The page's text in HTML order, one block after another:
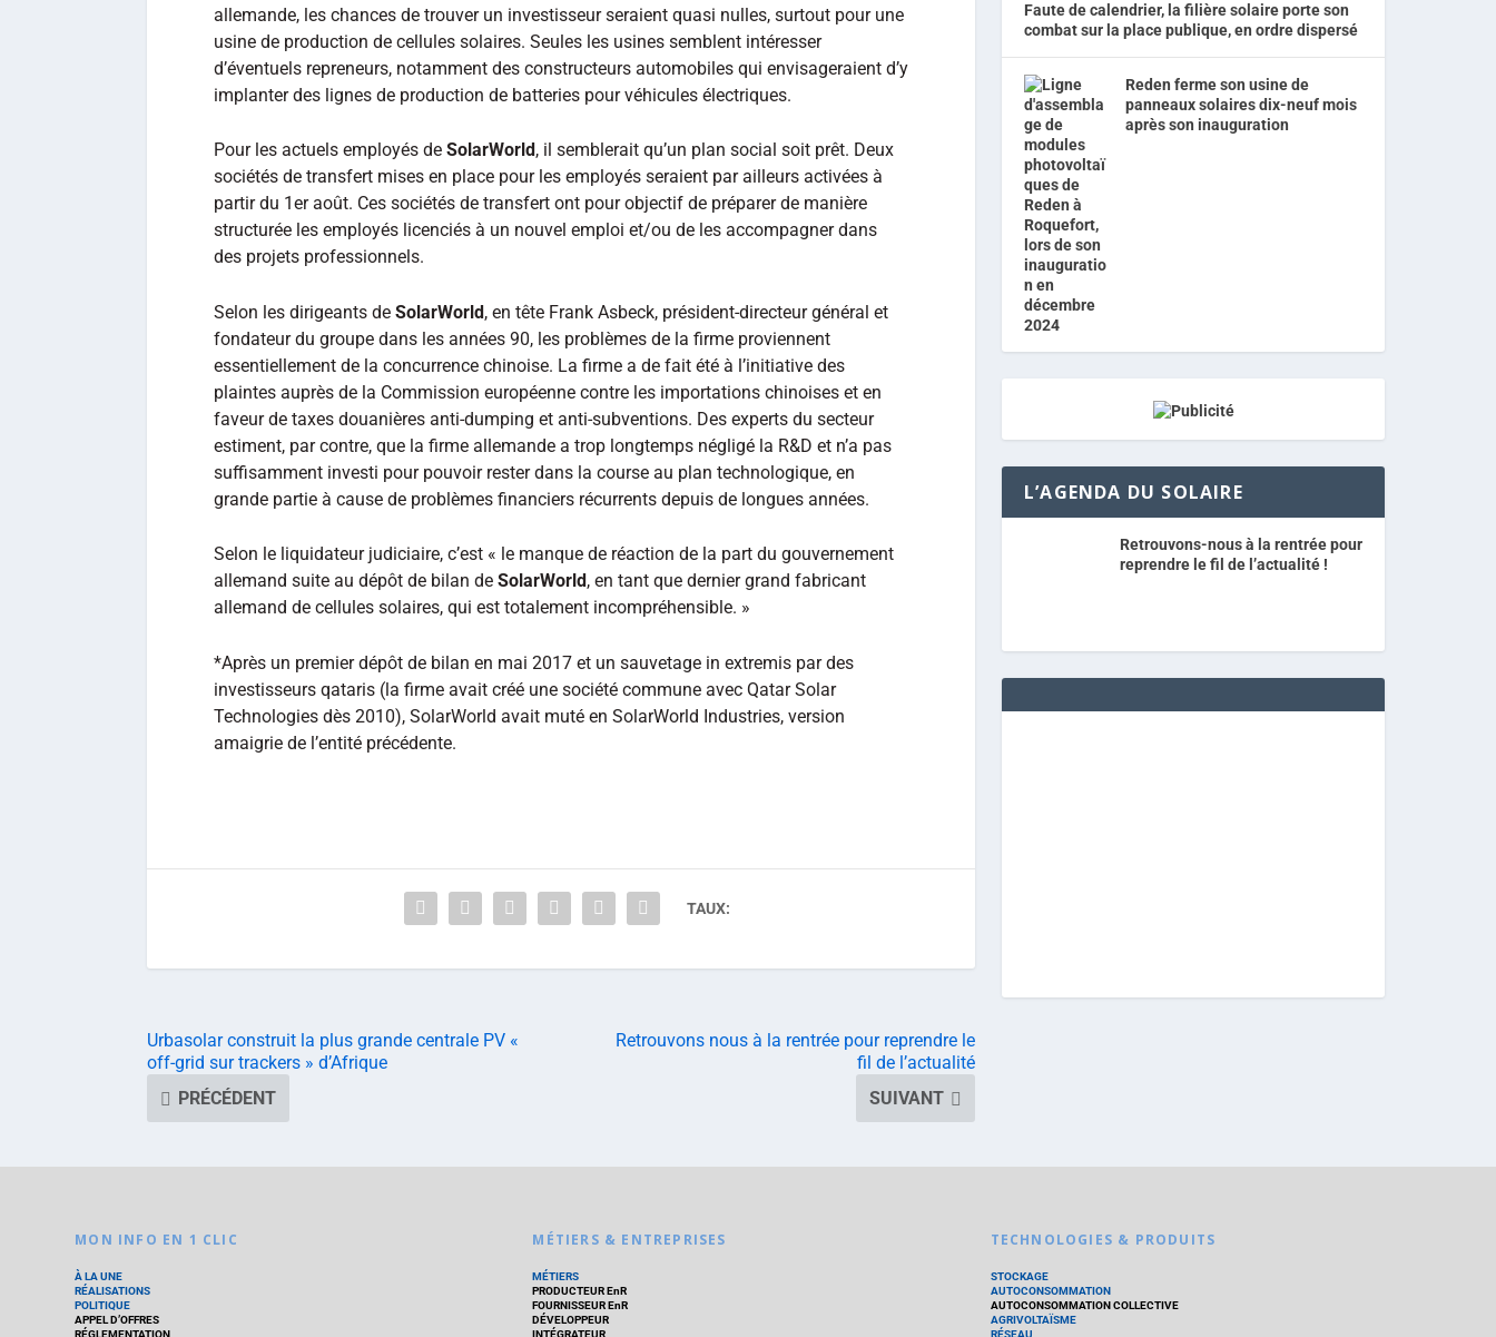
allemande, les chances de trouver un investisseur seraient quasi nulles, surtout pour une
usine de production de cellules solaires. Seules les usines semblent intéresser
d’éventuels repreneurs, notamment des constructeurs automobiles qui envisageraient d’y
implanter des lignes de production de batteries pour véhicules électriques.
Pour les actuels employés de SolarWorld , il semblerait qu’un plan social soit prêt. Deux
sociétés de transfert mises en place pour les employés seraient par ailleurs activées à
partir du 1er août. Ces sociétés de transfert ont pour objectif de préparer de manière
structurée les employés licenciés à un nouvel emploi et/ou de les accompagner dans
des projets professionnels.
Selon les dirigeants de SolarWorld, en tête Frank Asbeck, président-directeur général et
fondateur du groupe dans les années 90, les problèmes de la firme proviennent
essentiellement de la concurrence chinoise. La firme a de fait été à l’initiative des
plaintes auprès de la Commission européenne contre les importations chinoises et en
faveur de taxes douanières anti-dumping et anti-subventions. Des experts du secteur
estiment, par contre, que la firme allemande a trop longtemps négligé la R&D et n’a pas
suffisamment investi pour pouvoir rester dans la course au plan technologique, en
grande partie à cause de problèmes financiers récurrents depuis de longues années.
Selon le liquidateur judiciaire, c’est « le manque de réaction de la part du gouvernement
allemand suite au dépôt de bilan de SolarWorld , en tant que dernier grand fabricant
allemand de cellules solaires, qui est totalement incompréhensible. »
*Après un premier dépôt de bilan en mai 2017 et un sauvetage in extremis par des
investisseurs qataris (la firme avait créé une société commune avec Qatar Solar
Technologies dès 2010), SolarWorld avait muté en SolarWorld Industries, version
amaigrie de l’entité précédente.
TAUX:
Urbasolar construit la plus grande centrale PV «
off-grid sur trackers » d’Afrique
PRÉCÉDENT
Retrouvons nous à la rentrée pour reprendre le
fil de l’actualité
SUIVANT
Faute de calendrier, la filière solaire porte son
combat sur la place publique, en ordre dispersé
Reden ferme son usine de
panneaux solaires dix-neuf mois
après son inauguration
L’AGENDA DU SOLAIRE
Retrouvons-nous à la rentrée pour
reprendre le fil de l’actualité !
MON INFO EN 1 CLIC
À LA UNE
RÉALISATIONS
POLITIQUE
APPEL D’OFFRES
RÉGLEMENTATION
MÉTIERS & ENTREPRISES
MÉTIERS
PRODUCTEUR EnR
FOURNISSEUR EnR
DÉVELOPPEUR
INTÉGRATEUR
TECHNOLOGIES & PRODUITS
STOCKAGE
AUTOCONSOMMATION
AUTOCONSOMMATION COLLECTIVE
AGRIVOLTAÏSME
RÉSEAU